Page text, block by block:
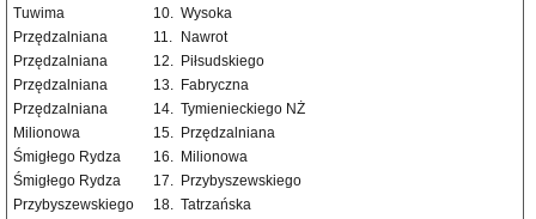
Tuwima
10. Wysoka
Przędzalniana
11.
Nawrot
Przędzalniana
12. Piłsudskiego
Przędzalniana
13. Fabryczna
Przędzalniana
14. Tymienieckiego NŻ
Milionowa
15. Przędzalniana
Śmigłego Rydza
16. Milionowa
Śmigłego Rydza
17. Przybyszewskiego
Przybyszewskiego
18. Tatrzańska